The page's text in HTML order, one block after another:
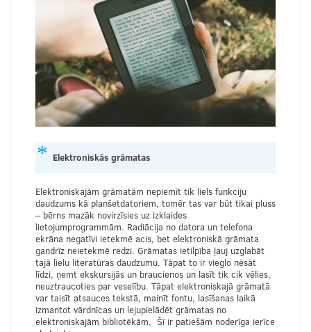
Elektroniskās grāmatas
Elektroniskajām grāmatām nepiemīt tik liels funkciju
daudzums kā planšetdatoriem, tomēr tas var būt tikai pluss
– bērns mazāk novirzīsies uz izklaides
lietojumprogrammām. Radiācija no datora un telefona
ekrāna negatīvi ietekmē acis, bet elektroniskā grāmata
gandrīz neietekmē redzi. Grāmatas ietilpība ļauj uzglabāt
tajā lielu literatūras daudzumu. Tāpat to ir vieglo nēsāt
līdzi, ņemt ekskursijās un braucienos un lasīt tik cik vēlies,
neuztraucoties par veselību. Tāpat elektroniskajā grāmatā
var taisīt atsauces tekstā, mainīt fontu, lasīšanas laikā
izmantot vārdnīcas un lejupielādēt grāmatas no
elektroniskajām bibliotēkām. Šī ir patiešām noderīga ierīce